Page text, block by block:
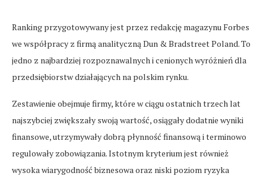
Ranking przygotowywany jest przez redakcję magazynu Forbes
we współpracy z firmą analityczną Dun & Bradstreet Poland. To
jedno z najbardziej rozpoznawalnych i cenionych wyróżnień dla
przedsiębiorstw działających na polskim rynku.
Zestawienie obejmuje firmy, które w ciągu ostatnich trzech lat
najszybciej zwiększały swoją wartość, osiągały dodatnie wyniki
finansowe, utrzymywały dobrą płynność finansową i terminowo
regulowały zobowiązania. Istotnym kryterium jest również
wysoka wiarygodność biznesowa oraz niski poziom ryzyka